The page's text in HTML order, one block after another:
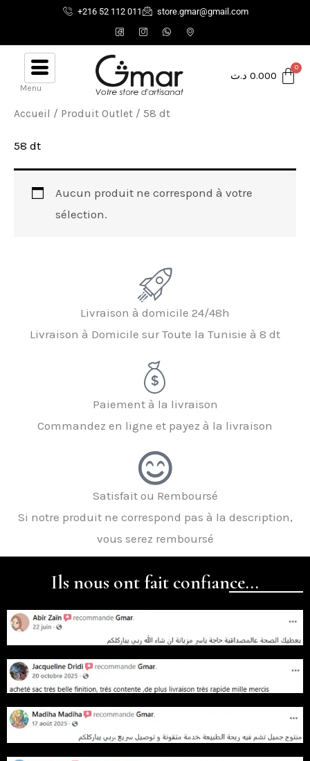
contenu
+216 52 112 011 store.gmar@gmail.com
Menu
0.000 د.ت
Accueil / Produit Outlet / 58 dt
58 dt
Aucun produit ne correspond à votre
sélection.
Livraison à domicile 24/48h
Livraison à Domicile sur Toute la Tunisie à 8 dt
Paiement à la livraison
Commandez en ligne et payez à la livraison
Satisfait ou Remboursé
Si notre produit ne correspond pas à la description,
vous serez remboursé
Ils nous ont fait confiance...